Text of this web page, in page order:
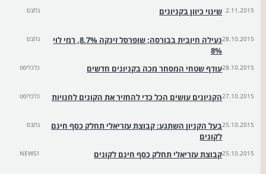
2.11.2015 שינוי כיוון בקניונים גלובס
28.10.2015
נעילה חיובית בבורסה; שופרסל זינקה 8.7%, רמי לוי
8%
גלובס
28.10.2015עודף שטחי המסחר מכה בקניונים חדשים כלכליסט
27.10.2015הקניונים עושים הכל כדי להחזיר את הקונים לחנויות כלכליסט
25.10.2015בעל הקניון השתגע: קבוצת עזריאלי תחלק כסף חינם
לקונים
גלובס
25.10.2015קבוצת עזריאלי תחלק כסף חינם לקונים NEWS1